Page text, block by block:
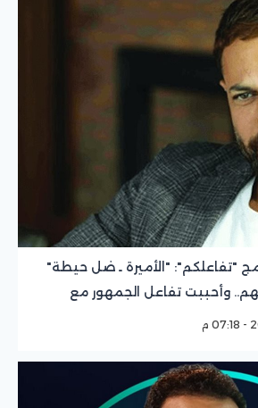
"تفاعلكم": "الأميرة ـ ضل حيطة"
وأحببت تفاعل الجمهور مع